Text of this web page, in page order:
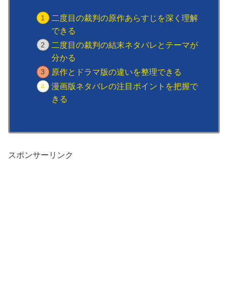
二度目の裁判の原作あらすじを深く理解
できる
二度目の裁判の結末ネタバレとテーマが
分かる
原作とドラマ版の違いを整理できる
漫画版ネタバレの注目ポイントを把握で
きる
スポンサーリンク